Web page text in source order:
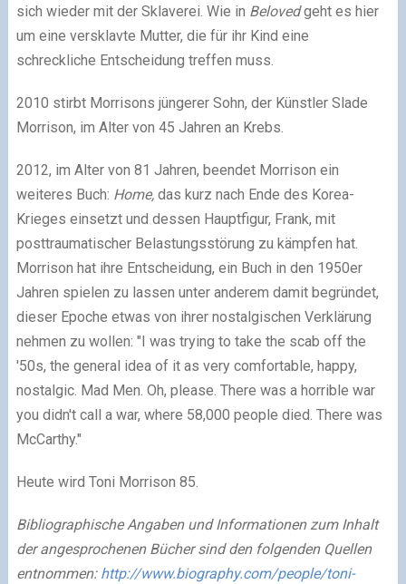
sich wieder mit der Sklaverei. Wie in Belovedgeht es hier
um eine versklavte Mutter, die für ihr Kind eine
schreckliche Entscheidung treffen muss.
2010 stirbt Morrisons jüngerer Sohn, der Künstler Slade
Morrison, im Alter von 45 Jahren an Krebs.
2012, im Alter von 81 Jahren, beendet Morrison ein
weiteres Buch: Home, das kurz nach Ende des Korea-
Krieges einsetzt und dessen Hauptfigur, Frank, mit
posttraumatischer Belastungsstörung zu kämpfen hat.
Morrison hat ihre Entscheidung, ein Buch in den 1950er
Jahren spielen zu lassen unter anderem damit begründet,
dieser Epoche etwas von ihrer nostalgischen Verklärung
nehmen zu wollen: "I was trying to take the scab off the
'50s, the general idea of it as very comfortable, happy,
nostalgic. Mad Men. Oh, please. There was a horrible war
you didn't call a war, where 58,000 people died. There was
McCarthy."
Heute wird Toni Morrison 85.
Bibliographische Angaben und Informationen zum Inhalt
der angesprochenen Bücher sind den folgenden Quellen
entnommen: http://www.biography.com/people/toni-